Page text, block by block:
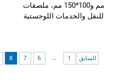
مم و100*150 مم، ملصقات
للنقل والخدمات اللوجستية
السابق 1
...
6
7
8